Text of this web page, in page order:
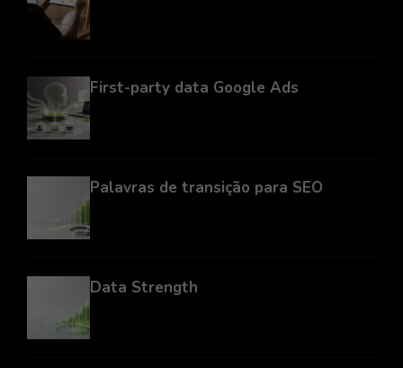
First-party data Google Ads
Palavras de transição para SEO
Data Strength